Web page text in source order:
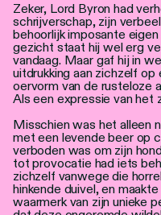
Zeker, Lord Byron had
schrijverschap, zijn
behoorlijk imposante
gezicht staat hij wel erg
vandaag. Maar gaf hij in
uitdrukking aan zichzelf
oervorm van de rusteloze
Als een expressie van het
Misschien was het alleen
met een levende beer op
verboden was om zijn
tot provocatie had iets
zichzelf vanwege die
hinkende duivel, en
waarmerk van zijn unieke